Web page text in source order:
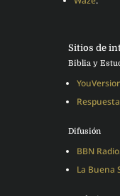
Sitios de
Biblia y
Difusión
BBN Radio
La Buena